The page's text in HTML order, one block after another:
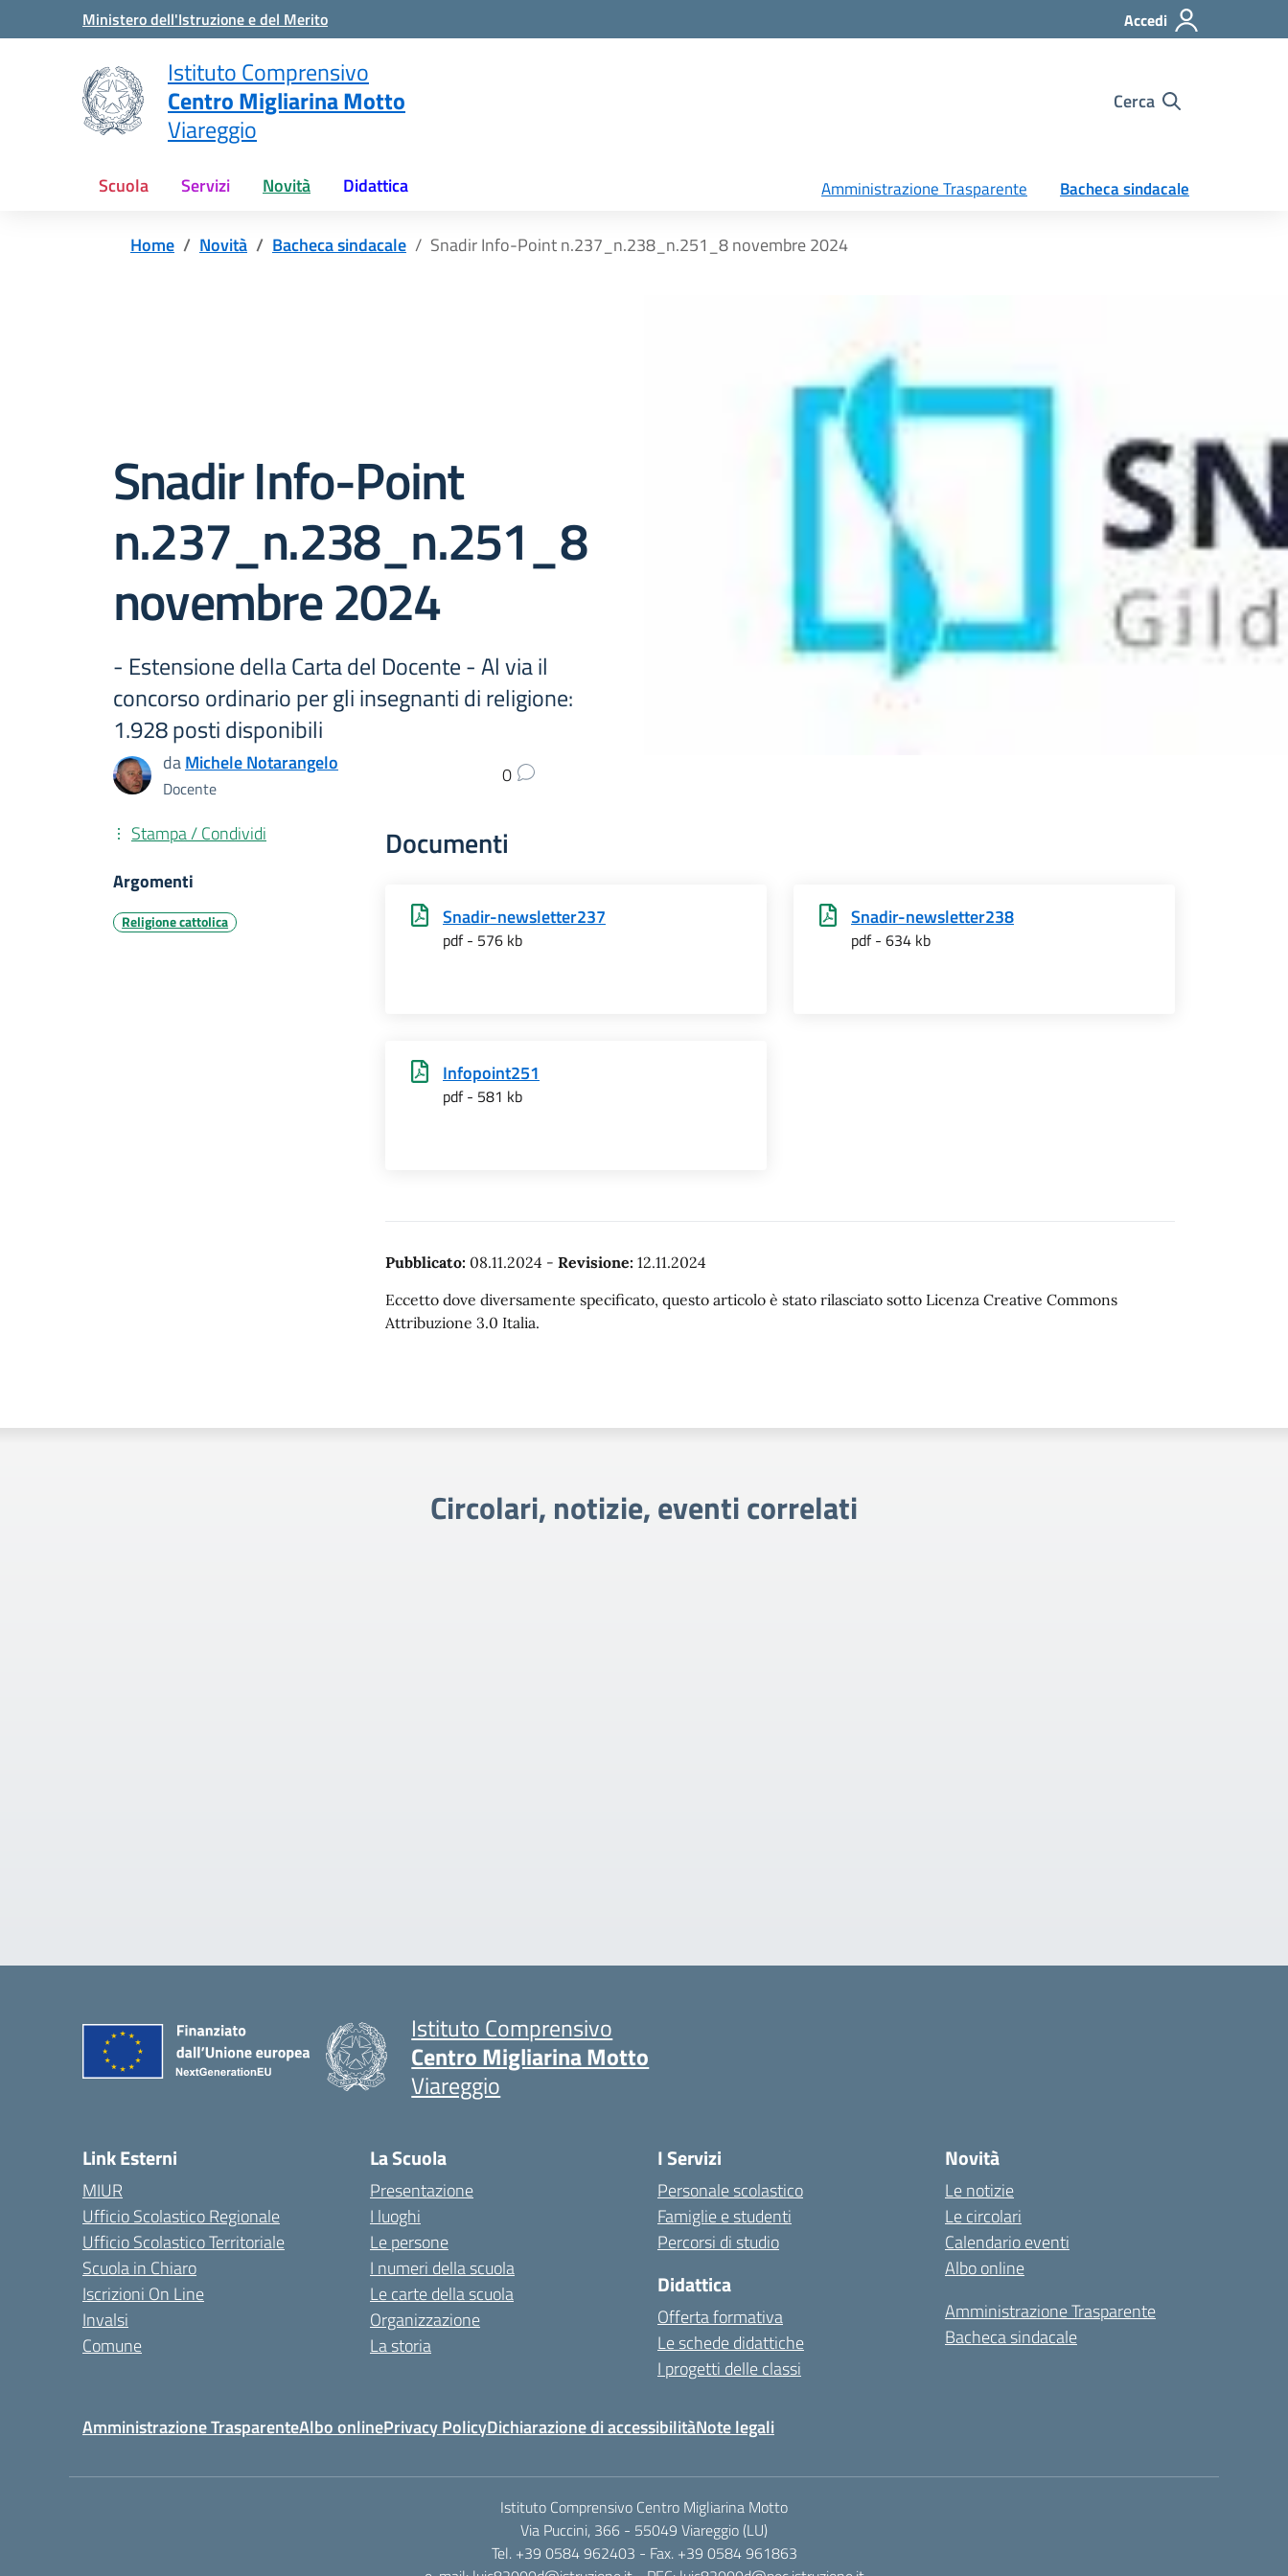
Vai ai contenuti
Vai al menu di navigazione
Ministero dell'Istruzione e del Merito Accedi
Istituto Comprensivo
Centro Migliarina Motto
Viareggio
Cerca
Scuola Servizi Novità Didattica Amministrazione Trasparente Bacheca sindacale
Home Novità Bacheca sindacale Snadir Info-Point n.237_n.238_n.251_8 novembre 2024
Snadir Info-Point
n.237_n.238_n.251_8
novembre 2024
- Estensione della Carta del Docente - Al via il
concorso ordinario per gli insegnanti di religione:
1.928 posti disponibili
daMichele Notarangelo
Docente
0
Documenti
Snadir-newsletter237
pdf - 576 kb
Snadir-newsletter238
pdf - 634 kb
Infopoint251
pdf - 581 kb
Pubblicato: 08.11.2024 - Revisione: 12.11.2024
Eccetto dove diversamente specificato, questo articolo è stato rilasciato sotto Licenza Creative Commons
Attribuzione 3.0 Italia.
Stampa / Condividi
Argomenti
Religione cattolica
Circolari, notizie, eventi correlati
Istituto Comprensivo
Centro Migliarina Motto
Viareggio
Link Esterni
MIUR
Ufficio Scolastico Regionale
Ufficio Scolastico Territoriale
Scuola in Chiaro
Iscrizioni On Line
Invalsi
Comune
La Scuola
Presentazione
I luoghi
Le persone
I numeri della scuola
Le carte della scuola
Organizzazione
La storia
I Servizi
Personale scolastico
Famiglie e studenti
Percorsi di studio
Didattica
Offerta formativa
Le schede didattiche
I progetti delle classi
Novità
Le notizie
Le circolari
Calendario eventi
Albo online
Amministrazione Trasparente
Bacheca sindacale
Amministrazione TrasparenteAlbo onlinePrivacy PolicyDichiarazione di accessibilitàNote legali
Istituto Comprensivo Centro Migliarina Motto
Via Puccini, 366 - 55049 Viareggio (LU)
Tel. +39 0584 962403 - Fax. +39 0584 961863